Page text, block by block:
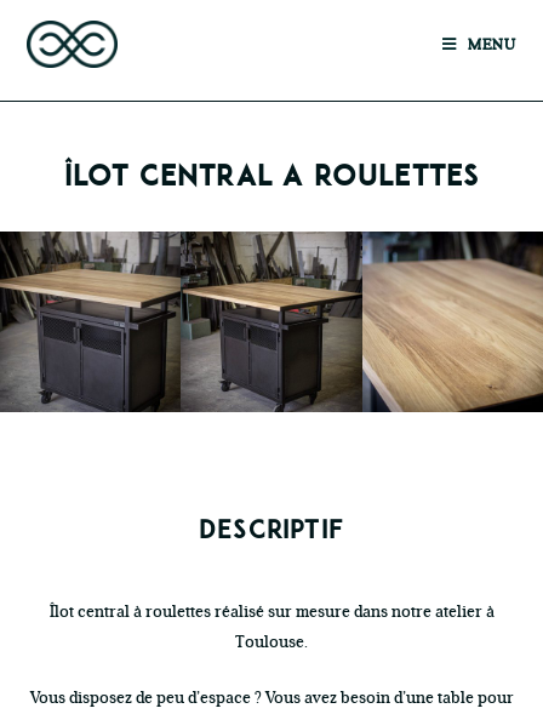
MENU
ÎLOT CENTRAL A ROULETTES
DESCRIPTIF
Îlot central à roulettes réalisé sur mesure dans notre atelier à
Toulouse.
Vous disposez de peu d’espace ? Vous avez besoin d’une table pour